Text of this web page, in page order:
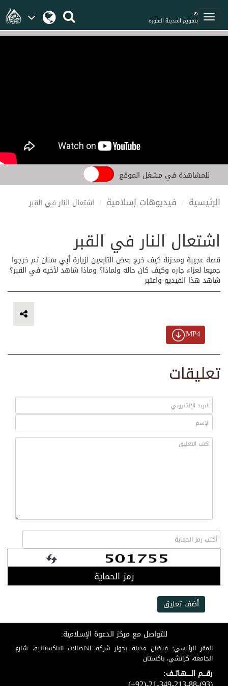
هـ
بتقويم المدينة المنورة
للمشاهدة في مشغل الموقع
الرئيسية فيديوهات إسلامية اشتعال النار في القبر
اشتعال النار في القبر
قصة عجيبة ومحزنة كيف خرج بعض التابعين لزيارة أبي سنان ثم خرجوا
جميعا لعزاء جاره وكيف كان حاله ولماذا؟ وماذا شاهد لأخيه في القبر؟
شاهد هذا الفيديو واعتبر
MP4
تعليقات
رمز الحماية
أضف تعليق
للتواصل مع مركز الدعوة الإسلامية:
المقر الرئيسي: فيضان مدينة بجوار شركة الاتصالات الباكستانية، شارع
الجامعة، كراتشي، باكستان
رقـــم الـــــهـاتــف: